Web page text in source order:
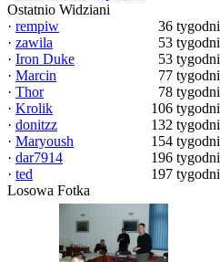
Ostatnio Widziani
· rempiw
36 tygodni
· zawila
53 tygodni
· Iron Duke
53 tygodni
· Marcin
77 tygodni
· Thor
78 tygodni
· Krolik
106 tygodni
· donitzz
132 tygodni
· Maryoush
154 tygodni
· dar7914
196 tygodni
· ted
197 tygodni
Losowa Fotka